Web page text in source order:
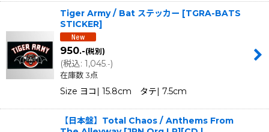
Tiger Army / Bat ステッカー [TGRA-BATS
STICKER]
950.-(税別)
(税込: 1,045.-)
在庫数 3点
Size ヨコ| 15.8cm タテ| 7.5cm
【日本盤】Total Chaos / Anthems From